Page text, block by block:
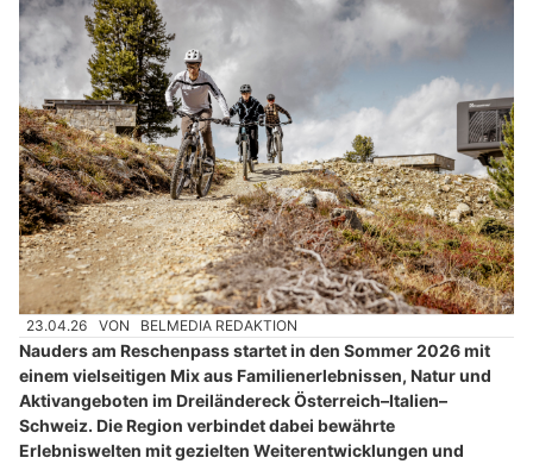
23.04.26 VON BELMEDIA REDAKTION
Nauders am Reschenpass startet in den Sommer 2026 mit
einem vielseitigen Mix aus Familienerlebnissen, Natur und
Aktivangeboten im Dreiländereck Österreich–Italien–
Schweiz. Die Region verbindet dabei bewährte
Erlebniswelten mit gezielten Weiterentwicklungen und